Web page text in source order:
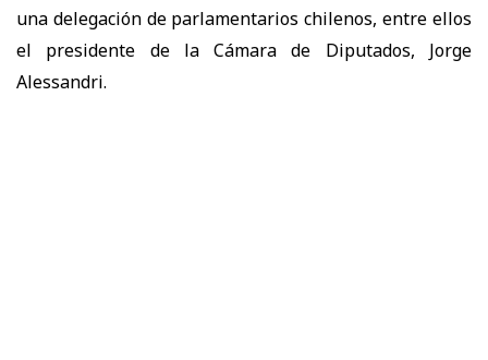
una delegación de parlamentarios chilenos, entre ellos
el presidente de la Cámara de Diputados, Jorge
Alessandri.